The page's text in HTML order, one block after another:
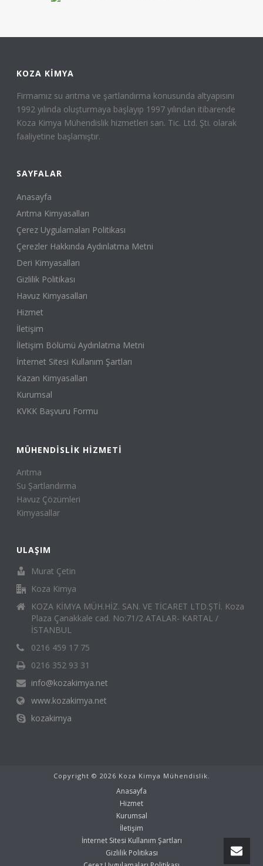
KOZA KIMYA
Firmamız su arıtma ve şartlandırma konusunda altyapısını
1992 yılında oluşturmaya başlayıp 1997 yılından itibarende
Koza Kimya Mühendislik hizmetleri san. Tic. Ltd. Şti. olarak
faaliyetine başlamıştır.
SAYFALAR
Anasayfa
Arıtma Kimyasalları
Çerez Uygulamaları Politikası
Çerezler Hakkında Aydınlatma Metni
Deri Kimyasalları
Gizlilik Politikası
Havuz Kimyasalları
Hizmet
İletişim
İletişim Bölümü Aydınlatma Metni
İnternet Sitesi Kullanım Şartları
Kazan Kimyasalları
Kurumsal
KVKK Başvuru Formu
MÜHENDISLIK HIZMETI
Arıtma
Su Şartlandırma
Havuz Çözümleri
Kimyasallar
ULAŞIM
Murat Çetin
Koza Kimya
KOZA KİMYA MÜH.HİZ. SAN. VE TİCARET LTD.ŞTİ. Koza
Plaza Çanakkale cad. No:71/2 ATALAR- KARTAL /
İSTANBUL
0216 459 17 75
0216 352 93 31
info@kozakimya.net
www.kozakimya.net
kozakimya
Copyright © 2026 Koza Kimya Mühendislik.
Anasayfa
Hizmet
Kurumsal
İletişim
İnternet Sitesi Kullanım Şartları
Gizlilik Politikası